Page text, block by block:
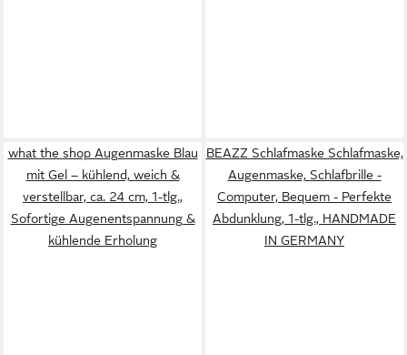
what the shop Augenmaske Blau
mit Gel – kühlend, weich &
verstellbar, ca. 24 cm, 1-tlg.,
Sofortige Augenentspannung &
kühlende Erholung
BEAZZ Schlafmaske Schlafmaske,
Augenmaske, Schlafbrille -
Computer, Bequem - Perfekte
Abdunklung, 1-tlg., HANDMADE
IN GERMANY